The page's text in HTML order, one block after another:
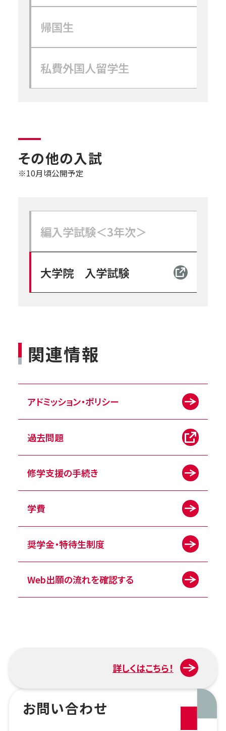
帰国生
私費外国人留学生
その他の入試
※10月頃公開予定
編入学試験＜3年次＞
大学院 入学試験
関連情報
アドミッション・ポリシー
過去問題
修学支援の手続き
学費
奨学金・特待生制度
Web出願の流れを確認する
詳しくはこちら！
お問い合わせ